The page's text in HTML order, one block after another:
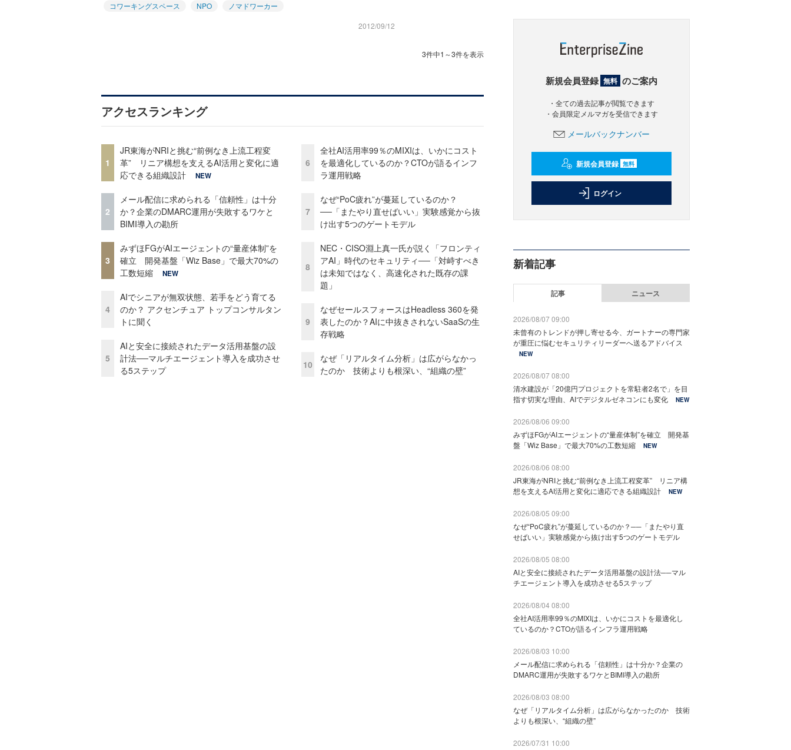
コワーキングスペース
NPO
ノマドワーカー
2012/09/12
3件中1～3件を表示
アクセスランキング
1
JR東海がNRIと挑む“前例なき上流工程変
革” リニア構想を支えるAI活用と変化に適
応できる組織設計
NEW
2
メール配信に求められる「信頼性」は十分
か？企業のDMARC運用が失敗するワケと
BIMI導入の勘所
3
みずほFGがAIエージェントの“量産体制”を
確立 開発基盤「Wiz Base」で最大70%の
工数短縮
NEW
4
AIでシニアが無双状態、若手をどう育てる
のか？ アクセンチュア トップコンサルタン
トに聞く
5
AIと安全に接続されたデータ活用基盤の設
計法──マルチエージェント導入を成功させ
る5ステップ
6
全社AI活用率99％のMIXIは、いかにコスト
を最適化しているのか？CTOが語るインフ
ラ運用戦略
7
なぜ“PoC疲れ”が蔓延しているのか？
──「またやり直せばいい」実験感覚から抜
け出す5つのゲートモデル
8
NEC・CISO淵上真一氏が説く「フロンティ
アAI」時代のセキュリティ──「対峙すべき
は未知ではなく、高速化された既存の課
題」
9
なぜセールスフォースはHeadless 360を発
表したのか？AIに中抜きされないSaaSの生
存戦略
10
なぜ「リアルタイム分析」は広がらなかっ
たのか 技術よりも根深い、“組織の壁”
新規会員登録 無料 のご案内
・全ての過去記事が閲覧できます
・会員限定メルマガを受信できます
メールバックナンバー
新規会員登録 無料
ログイン
新着記事
記事 ニュース
2026/08/07 09:00
未曾有のトレンドが押し寄せる今、ガートナーの専門家
が重圧に悩むセキュリティリーダーへ送るアドバイス
NEW
2026/08/07 08:00
清水建設が「20億円プロジェクトを常駐者2名で」を目
指す切実な理由、AIでデジタルゼネコンにも変化
NEW
2026/08/06 09:00
みずほFGがAIエージェントの“量産体制”を確立 開発基
盤「Wiz Base」で最大70%の工数短縮
NEW
2026/08/06 08:00
JR東海がNRIと挑む“前例なき上流工程変革” リニア構
想を支えるAI活用と変化に適応できる組織設計
NEW
2026/08/05 09:00
なぜ“PoC疲れ”が蔓延しているのか？──「またやり直
せばいい」実験感覚から抜け出す5つのゲートモデル
2026/08/05 08:00
AIと安全に接続されたデータ活用基盤の設計法──マル
チエージェント導入を成功させる5ステップ
2026/08/04 08:00
全社AI活用率99％のMIXIは、いかにコストを最適化し
ているのか？CTOが語るインフラ運用戦略
2026/08/03 10:00
メール配信に求められる「信頼性」は十分か？企業の
DMARC運用が失敗するワケとBIMI導入の勘所
2026/08/03 08:00
なぜ「リアルタイム分析」は広がらなかったのか 技術
よりも根深い、“組織の壁”
2026/07/31 10:00